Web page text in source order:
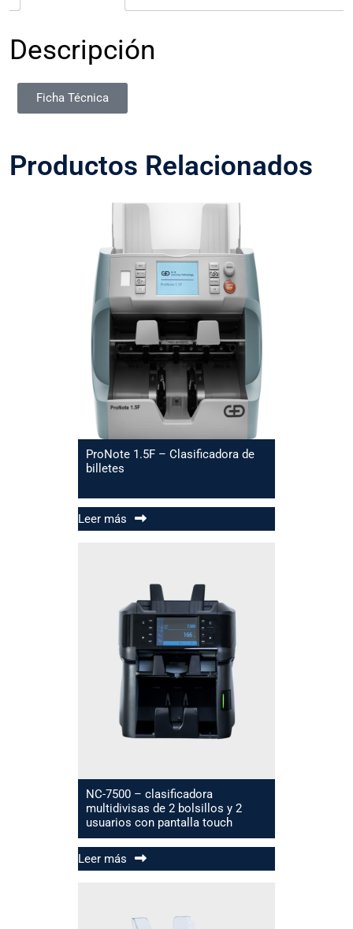
Descripción
Ficha Técnica
Productos Relacionados
ProNote 1.5F – Clasificadora de
billetes
Leer más
NC-7500 – clasificadora
multidivisas de 2 bolsillos y 2
usuarios con pantalla touch
Leer más